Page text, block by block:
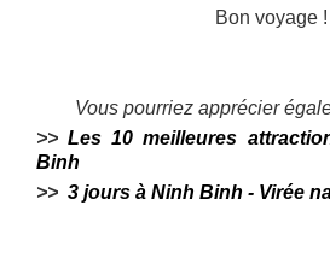
Bon voyage !
Vous pourriez apprécier
>>Les 10 meilleures
Binh
>> 3 jours à Ninh Binh - Virée